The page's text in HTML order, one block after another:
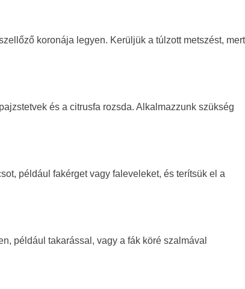
koronája legyen. Kerüljük a túlzott metszést, mert
és a citrusfa rozsda. Alkalmazzunk szükség
például fakérget vagy faleveleket, és terítsük el a
például takarással, vagy a fák köré szalmával